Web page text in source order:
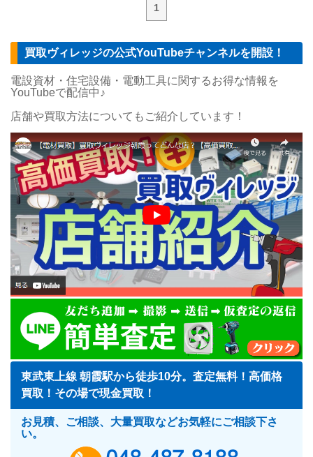
1
買取ヴィレッジの公式YouTubeチャンネルを開設！
電設資材・住宅設備・電動工具に関するお得な情報を
YouTubeで配信中♪
店舗や買取方法についてもご紹介しています！
東武東上線 朝霞駅から徒歩10分。査定無料！高価格
買取！その場で現金買取！
お見積、ご相談、大量買取などお気軽にご相談下さ
い。